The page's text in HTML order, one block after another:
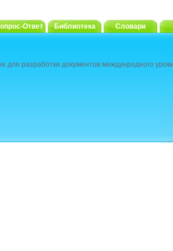
Словари
Библиотека
Ответ
разработки документов междунродного